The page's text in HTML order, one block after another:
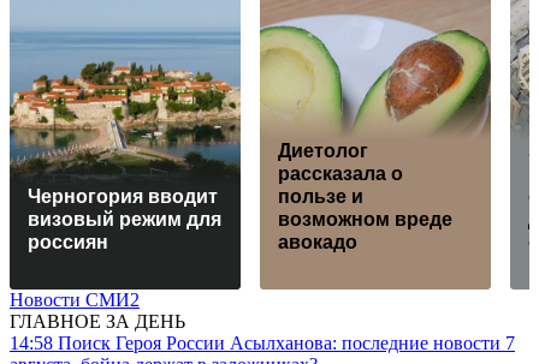
Черногория вводит
визовый режим для
россиян
Диетолог
рассказала о
пользе и
возможном вреде
авокадо
Новости СМИ2
ГЛАВНОЕ ЗА ДЕНЬ
14:58 Поиск Героя России Асылханова: последние новости 7